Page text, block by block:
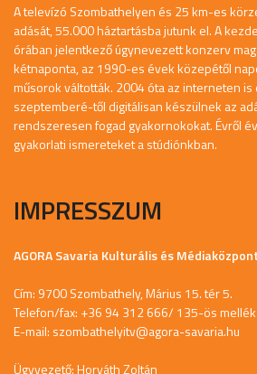
A televízó Szombathelyen és 25 km-es
adását, 55.000 háztartásba jutunk el. A
órában jelentkező úgynevezett konzerv
kétnaponta, az 1990-es évek közepétől
műsorok váltották. 2004 óta az interneten
szeptemberé-től digitálisan készülnek az
rendszeresen fogad gyakornokokat. Évről
gyakorlati ismereteket a stúdiónkban.
IMPRESSZUM
AGORA Savaria Kulturális és
Cím: 9700 Szombathely, Márius 15. tér 5.
Telefon/fax: +36 94 312 666/ 135-ös mellék
E-mail: szombathelyitv@agora-savaria.hu
Ügyvezető: Horváth Zoltán